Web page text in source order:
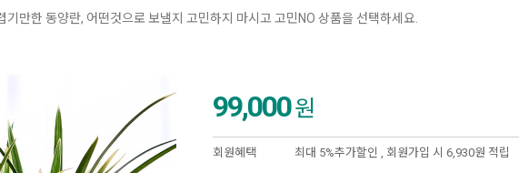
기만한 동양란, 어떤것으로 보낼지 고민하지 마시고 고민NO 상품을 선택하세요.
99,000원
회원혜택 최대 5%추가할인 , 회원가입 시 6,930원 적립